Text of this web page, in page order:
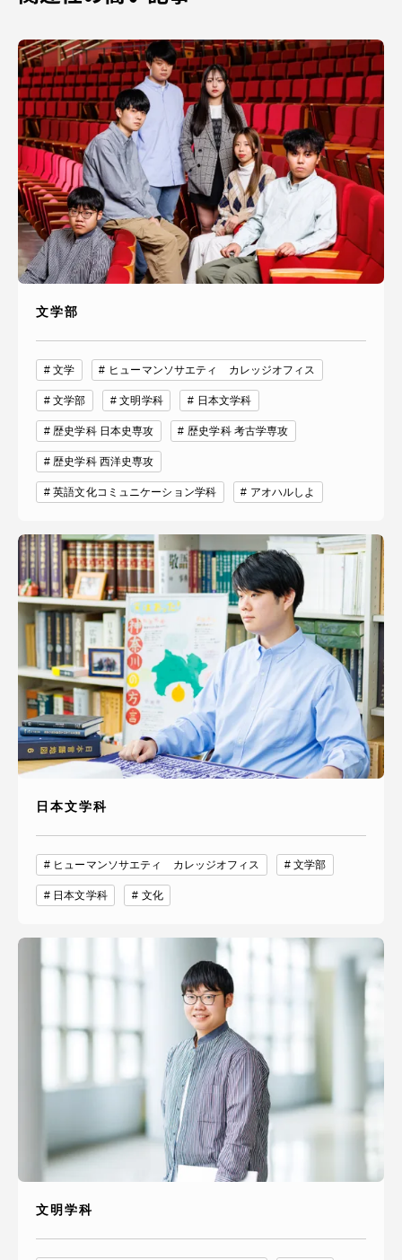
文学部
文学 ヒューマンソサエティ カレッジオフィス
文学部 文明学科 日本文学科
歴史学科 日本史専攻 歴史学科 考古学専攻
歴史学科 西洋史専攻
英語文化コミュニケーション学科 アオハルしよ
日本文学科
ヒューマンソサエティ カレッジオフィス 文学部
日本文学科 文化
文明学科